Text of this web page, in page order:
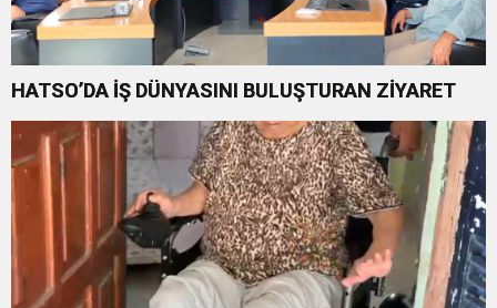
HATSO’DA İŞ DÜNYASINI BULUŞTURAN ZİYARET